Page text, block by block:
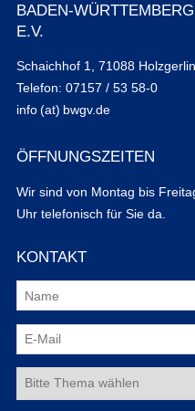
BADEN-
E.V.
Schaichhof 1, 71088
Telefon: 07157 / 53 58-0
info (at) bwgv.de
ÖFFNUNGSZEITEN
Wir sind von Montag bis
Uhr telefonisch für Sie da.
KONTAKT